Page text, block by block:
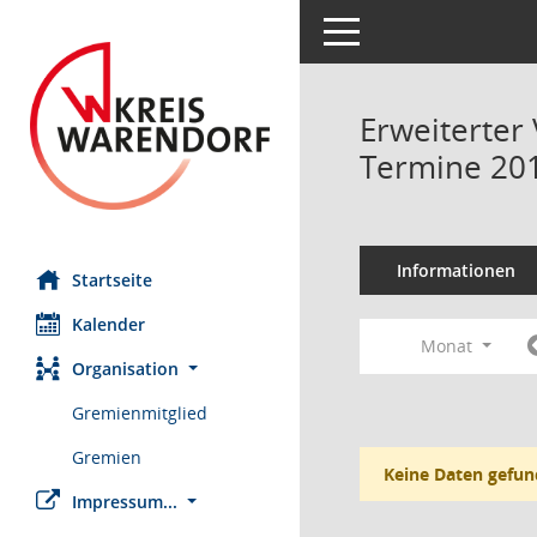
Startseite
Kalender
Organisation
Gremienmitglied
Gremien
Impressum...
Toggle navigation
Erweiterter
Termine
Informationen
Monat
Keine Daten